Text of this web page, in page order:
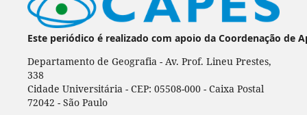
Este periódico é realizado com apoio da Coordenação de
Departamento de Geografia - Av. Prof. Lineu Prestes,
338
Cidade Universitária - CEP: 05508-000 - Caixa Postal
72042 - São Paulo